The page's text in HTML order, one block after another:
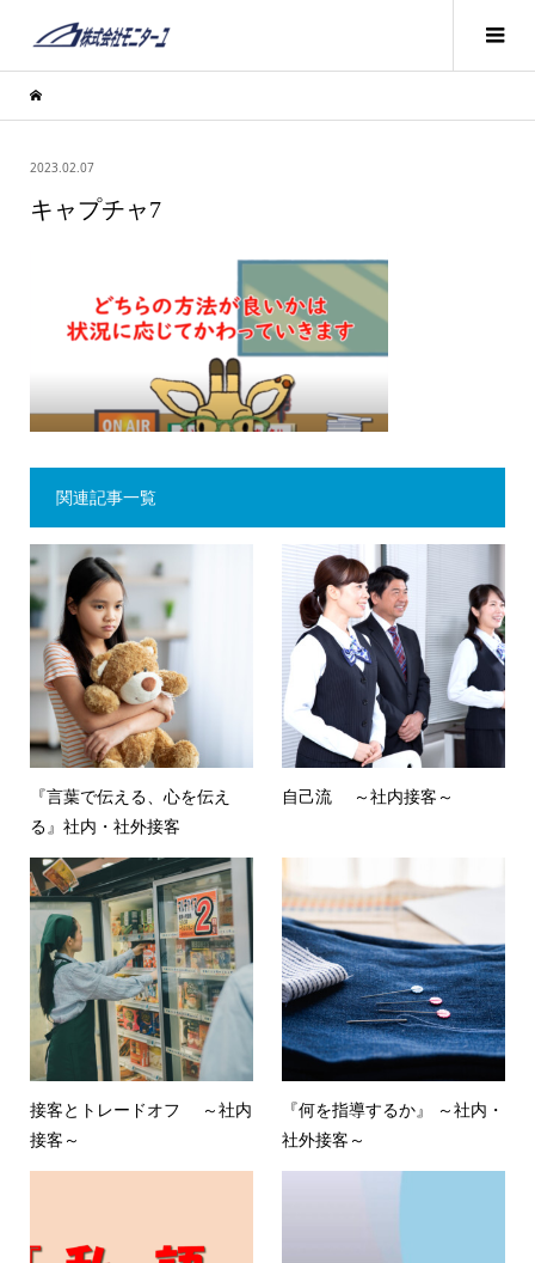
2023.02.07
キャプチャ7
関連記事一覧
『言葉で伝える、心を伝え
る』社内・社外接客
自己流 ～社内接客～
接客とトレードオフ ～社内
接客～
『何を指導するか』 ～社内・
社外接客～